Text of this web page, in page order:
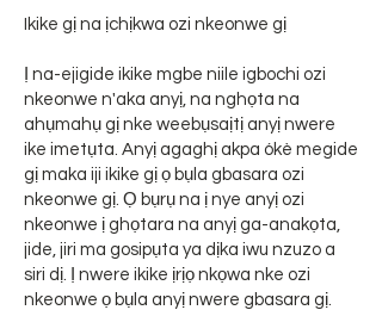
Ikike gị na ịchịkwa ozi nkeonwe gị
Ị na-ejigide ikike mgbe niile igbochi ozi
nkeonwe n'aka anyị, na nghọta na
ahụmahụ gị nke weebụsaịtị anyị nwere
ike imetụta. Anyị agaghị akpa ókè megide
gị maka iji ikike gị ọ bụla gbasara ozi
nkeonwe gị. Ọ bụrụ na ị nye anyị ozi
nkeonwe ị ghọtara na anyị ga-anakọta,
jide, jiri ma gosipụta ya dịka iwu nzuzo a
siri dị. Ị nwere ikike ịrịọ nkọwa nke ozi
nkeonwe ọ bụla anyị nwere gbasara gị.